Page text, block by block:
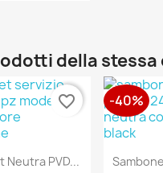
della stessa
Neutra PVD...
favorite_border -40%